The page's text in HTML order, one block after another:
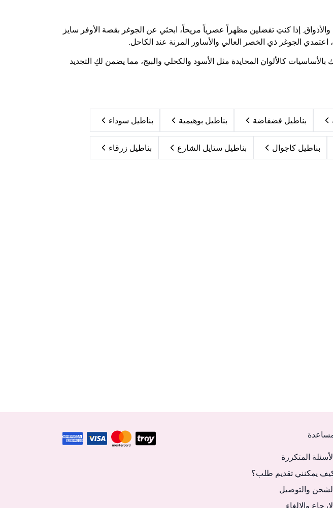
إذا كنتِ تفضلين مظهراً عصرياً مريحاً، ابحثي عن الجوغر بقصة الأوفر سايز
بالأساسيات كالألوان المحايدة مثل الأسود والكحلي والبيج، مما يضمن لكِ التجديد
بناطيل فضفاضة بناطيل بوهيمية بناطيل سوداء
بناطيل كاجوال بناطيل ستايل الشارع بناطيل زرقاء
المتكررة
يمكنني تقديم طلب؟
والتوصيل
والإلغاء